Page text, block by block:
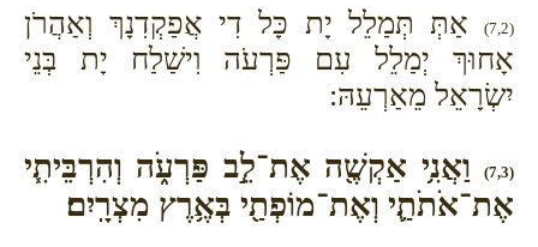
(7,2)
אַתְּ תְּמַלֵל יָת כָּל דִי אֲפַקְדִנָךְ וְאַהֲרֹן
אָחוּךְ יְמַלֵל עִם פַּרְעֹה וִישַׁלַח יָת בְּנֵי
יִשְׂרָאֵל מֵאַרְעֵהּ:
(7,3)
וַאֲנִ֥י אַקְשֶׁ֖ה אֶת־לֵ֣ב פַּרְעֹ֑ה וְהִרְבֵּיתִ֧י
אֶת־אֹתֹתַ֛י וְאֶת־מוֹפְתַ֖י בְּאֶ֥רֶץ מִצְרָֽיִם׃